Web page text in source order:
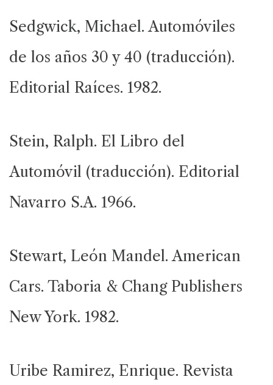
Sedgwick, Michael. Automóviles
de los años 30 y 40 (traducción).
Editorial Raíces. 1982.
Stein, Ralph. El Libro del
Automóvil (traducción). Editorial
Navarro S.A. 1966.
Stewart, León Mandel. American
Cars. Taboria & Chang Publishers
New York. 1982.
Uribe Ramirez, Enrique. Revista